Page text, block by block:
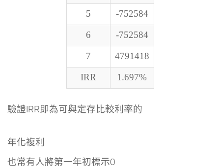
5 -752584
6 -752584
7 4791418
IRR 1.697%
驗證IRR即為可與定存比較利率的
年化複利
也常有人將第一年初標示0